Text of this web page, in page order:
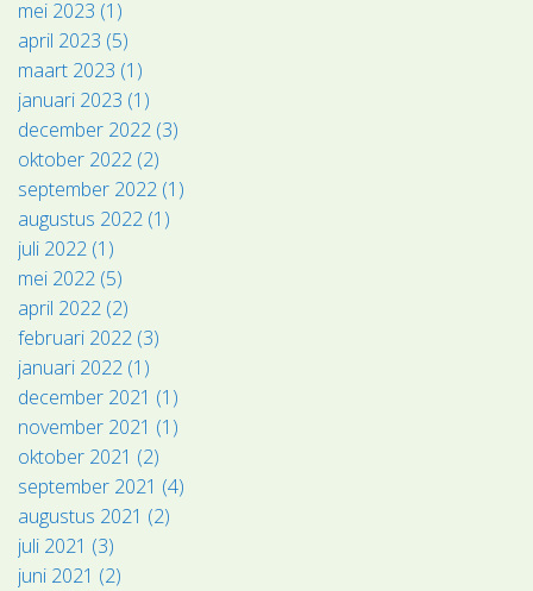
mei 2023 (1)
april 2023 (5)
maart 2023 (1)
januari 2023 (1)
december 2022 (3)
oktober 2022 (2)
september 2022 (1)
augustus 2022 (1)
juli 2022 (1)
mei 2022 (5)
april 2022 (2)
februari 2022 (3)
januari 2022 (1)
december 2021 (1)
november 2021 (1)
oktober 2021 (2)
september 2021 (4)
augustus 2021 (2)
juli 2021 (3)
juni 2021 (2)